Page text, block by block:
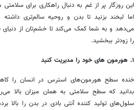
این روزگار پر از غم به دنبال راهکاری برای
اما لبخند بزنید تا بدن و روحیه سالم‌تری
می‌دهد و به شما کمک می‌کند تا خشم‌تان از دنیای
را زودتر ببخشید.
۱. هورمون های خود را مدیریت کنید
خنده سطح هورمون‌های استرس در انسان را
بدانید که سطح سلامتی به همان میزان بالا
سلول‌های تولید کننده آنتی بادی در بدن را بالا